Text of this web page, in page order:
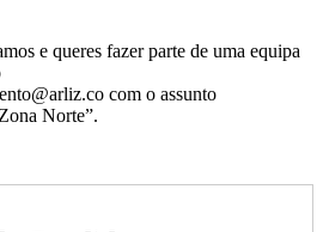
e queres fazer parte de uma equipa
com o assunto
Norte”.